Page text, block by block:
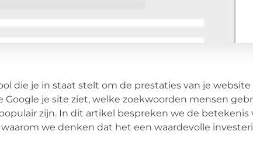
die je in staat stelt om de prestaties van je
je site ziet, welke zoekwoorden mensen
zijn. In dit artikel bespreken we de betekenis
we denken dat het een waardevolle